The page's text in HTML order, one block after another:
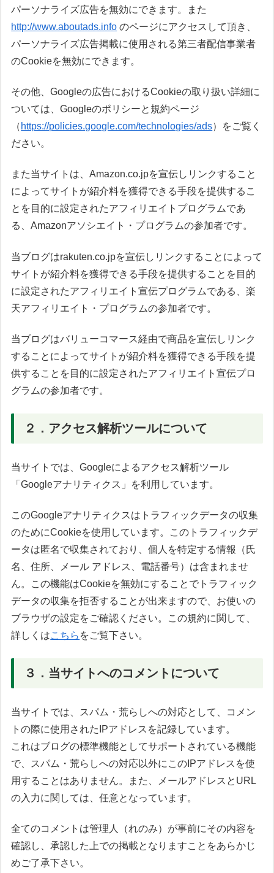
パーソナライズ広告を無効にできます。また
http://www.aboutads.info のページにアクセスして頂き、
パーソナライズ広告掲載に使用される第三者配信事業者
のCookieを無効にできます。
その他、Googleの広告におけるCookieの取り扱い詳細に
ついては、Googleのポリシーと規約ページ
（ https://policies.google.com/technologies/ads）をご覧く
ださい。
また当サイトは、Amazon.co.jpを宣伝しリンクすること
によってサイトが紹介料を獲得できる手段を提供するこ
とを目的に設定されたアフィリエイトプログラムであ
る、Amazonアソシエイト・プログラムの参加者です。
当ブログはrakuten.co.jpを宣伝しリンクすることによって
サイトが紹介料を獲得できる手段を提供することを目的
に設定されたアフィリエイト宣伝プログラムである、楽
天アフィリエイト・プログラムの参加者です。
当ブログはバリューコマース経由で商品を宣伝しリンク
することによってサイトが紹介料を獲得できる手段を提
供することを目的に設定されたアフィリエイト宣伝プロ
グラムの参加者です。
２．アクセス解析ツールについて
当サイトでは、Googleによるアクセス解析ツール
「Googleアナリティクス」を利用しています。
このGoogleアナリティクスはトラフィックデータの収集
のためにCookieを使用しています。このトラフィックデ
ータは匿名で収集されており、個人を特定する情報（氏
名、住所、メール アドレス、電話番号）は含まれませ
ん。この機能はCookieを無効にすることでトラフィック
データの収集を拒否することが出来ますので、お使いの
ブラウザの設定をご確認ください。この規約に関して、
詳しくはこちら をご覧下さい。
３．当サイトへのコメントについて
当サイトでは、スパム・荒らしへの対応として、コメン
トの際に使用されたIPアドレスを記録しています。
これはブログの標準機能としてサポートされている機能
で、スパム・荒らしへの対応以外にこのIPアドレスを使
用することはありません。また、メールアドレスとURL
の入力に関しては、任意となっています。
全てのコメントは管理人（れのみ）が事前にその内容を
確認し、承認した上での掲載となりますことをあらかじ
めご了承下さい。